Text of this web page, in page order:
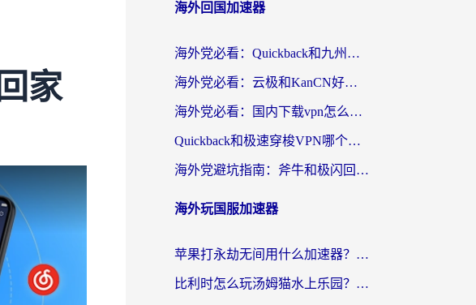
家
海外回国加速器
海外党必看：Quickback和九州连好用吗？3步选对回国加速器实现无缝刷国内资源
海外党必看：云极和KanCN好用吗？3招教你选对回国加速器（附免费VPN避坑指南）
海外党必看：国内下载vpn怎么选？教你无缝访问国内资源的实用指南
Quickback和极速穿梭VPN哪个好？海外党亲测3招选对回国加速器，看这篇就够了
海外党避坑指南：斧牛和极闪回国好用吗？选对加速器才能无缝刷剧玩游戏
海外玩国服加速器
苹果打永劫无间用什么加速器？海外玩家亲测有效的国服游戏加速指南
比利时怎么玩汤姆猫水上乐园？海外党国服游戏加速终极指南（附无畏契约食之契约解决办法）